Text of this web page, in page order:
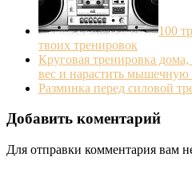
100
твоих тренировок
Круговая тренировка
вес и нарастить мышечную
Разминка перед силовой
Добавить коментарий
Для отправки комментария вам